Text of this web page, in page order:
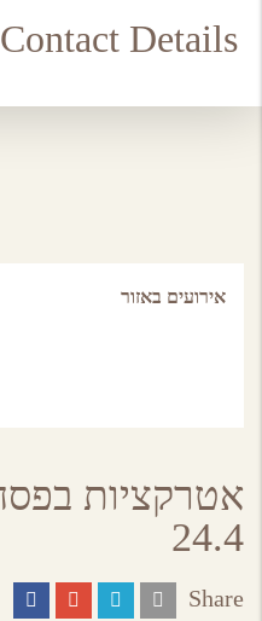
Contact Details
אירועים באזור
24.4
Share